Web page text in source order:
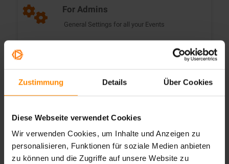
Zustimmung Details Über Cookies
Diese Webseite verwendet Cookies
Wir verwenden Cookies, um Inhalte und Anzeigen zu
personalisieren, Funktionen für soziale Medien anbieten
zu können und die Zugriffe auf unsere Website zu
For Admins
General Settings for all your Events
For Developers
DEUTSCH
Allgemeine Informationen